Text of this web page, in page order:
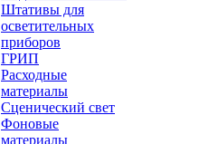
Штативы для
осветительных
приборов
ГРИП
Расходные
материалы
Сценический свет
Фоновые
материалы